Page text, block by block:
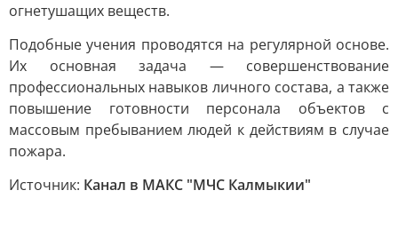
огнетушащих веществ.
Подобные учения проводятся на регулярной основе.
Их основная задача — совершенствование
профессиональных навыков личного состава, а также
повышение готовности персонала объектов с
массовым пребыванием людей к действиям в случае
пожара.
Источник: Канал в МАКС "МЧС Калмыкии"